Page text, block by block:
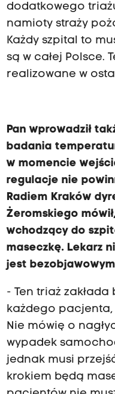
dodatkowego
namioty straży
Każdy szpital to
są w całej Polsce.
realizowane w
Pan wprowadził
badania
w momencie
regulacje nie
Radiem Kraków
Żeromskiego
wchodzący do
maseczkę. Lekarz
jest
- Ten triaż
każdego pacjenta,
Nie mówię o
wypadek
jednak musi
krokiem będą